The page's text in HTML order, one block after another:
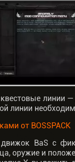
линии —
линии
от BOSSPACK
движок BaS с
оружие и